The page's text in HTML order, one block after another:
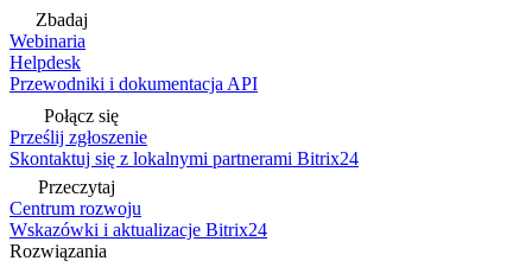
Zbadaj
Webinaria
Helpdesk
Przewodniki i dokumentacja API
Połącz się
Prześlij zgłoszenie
Skontaktuj się z lokalnymi partnerami Bitrix24
Przeczytaj
Centrum rozwoju
Wskazówki i aktualizacje Bitrix24
Rozwiązania